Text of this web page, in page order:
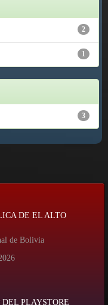
2
1
3
DE EL ALTO
de Bolivia
DEL PLAYSTORE